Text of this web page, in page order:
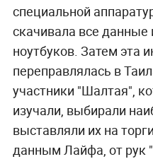
специальной
скачивала все данные
ноутбуков. Затем эта
переправлялась в
участники "Шалтая",
изучали, выбирали
выставляли их на
данным Лайфа, от рук